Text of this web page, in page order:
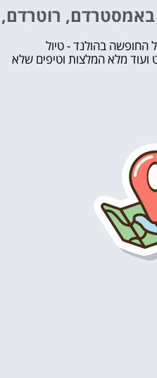
רוטרדם, דן האג, דלפט ועוד
ללא עלות השאירו פרטים👇
באמסטרדם, רוטרדם,
בהולנד - טיול
מלא המלצות וטיפים שלא